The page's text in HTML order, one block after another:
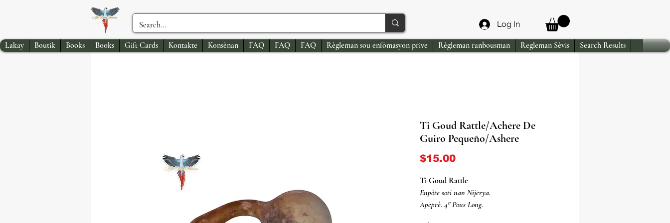
Log In
Lakay Boutik Books Books Gift Cards Kontakte Konsènan FAQ FAQ FAQ Règleman sou enfòmasyon prive Règleman ranbousman Regleman Sèvis Search Results
Ti Goud Rattle/Achere De
Guiro Pequeño/Ashere
$15.00Price
Ti Goud Rattle
Enpòte soti nan Nijerya.
Apeprè. 4" Pous Long.